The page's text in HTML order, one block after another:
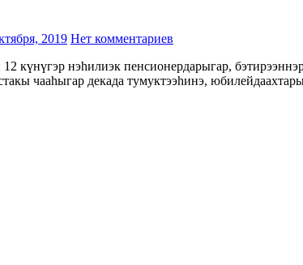
2019 Нет комментариев
чааһыгар декада тумуктээһинэ,